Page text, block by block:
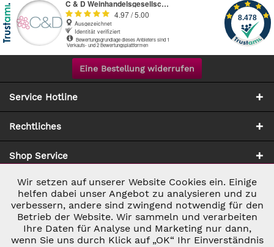
Eine Bestellung widerrufen
Service Hotline
Rechtliches
Shop Service
Zahlung & Versand
Notwendig Aktiv
Marketing Inaktiv
Wir setzen auf unserer Website Cookies ein. Einige
helfen dabei unser Angebot zu analysieren und zu
verbessern, andere sind zwingend notwendig für den
Betrieb der Website. Wir sammeln und verarbeiten
Ihre Daten für Analyse und Marketing nur dann,
wenn Sie uns durch Klick auf „OK“ Ihr Einverständnis